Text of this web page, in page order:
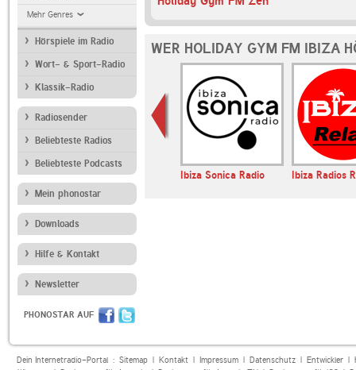
Mehr Genres
Hörspiele im Radio
Wort- & Sport-Radio
Klassik-Radio
Radiosender
Beliebteste Radios
Beliebteste Podcasts
Mein phonostar
Downloads
Hilfe & Kontakt
Newsletter
PHONOSTAR AUF
WER HOLIDAY GYM FM IBIZA
- Solo
Ibiza Global Radio Ibiza Sonica Radio Ibiza Radios
Dein Internetradio-Portal : Sitemap| Kontakt| Impressum| Datenschutz| Entwickler|